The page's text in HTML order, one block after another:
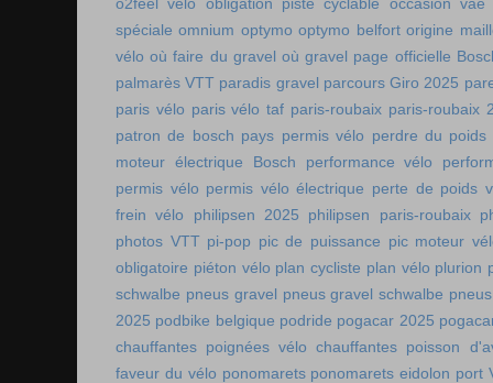
spéciale omnium optymo optymo belfort origine
vélo où faire du gravel où gravel page officielle
palmarès VTT paradis gravel parcours Giro 2025
paris vélo paris vélo taf paris-roubaix paris-roubaix
patron de bosch pays permis vélo perdre du poids
moteur électrique Bosch
performance vélo
permis vélo permis vélo électrique perte de poids
frein vélo
philipsen 2025 philipsen paris-roubaix
photos VTT pi-pop pic de puissance pic moteur
obligatoire piéton vélo plan cycliste plan vélo plurion
schwalbe pneus gravel pneus gravel schwalbe
2025 podbike belgique podride pogacar 2025
chauffantes poignées vélo chauffantes poisson
faveur du vélo ponomarets ponomarets eidolon port